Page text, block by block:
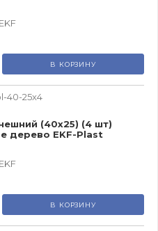
EKF
В КОРЗИНУ
40-25x4
(40х25) (4 шт)
дерево EKF-Plast
EKF
В КОРЗИНУ